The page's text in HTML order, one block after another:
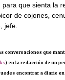
para que sienta la
de cojones,
jefe.
conversaciones que
) en la redacción de un
encontrar a diario